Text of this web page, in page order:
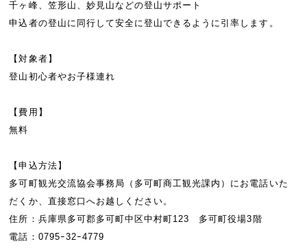
千ヶ峰、笠形山、妙見山などの登山サポート
申込者の登山に同行して安全に登山できるように引率します。
【対象者】
登山初心者やお子様連れ
【費用】
無料
【申込方法】
多可町観光交流協会事務局（多可町商工観光課内）にお電話いた
だくか、直接窓口へお越しください。
住所：兵庫県多可郡多可町中区中村町123 多可町役場3階
電話：0795ｰ32ｰ4779